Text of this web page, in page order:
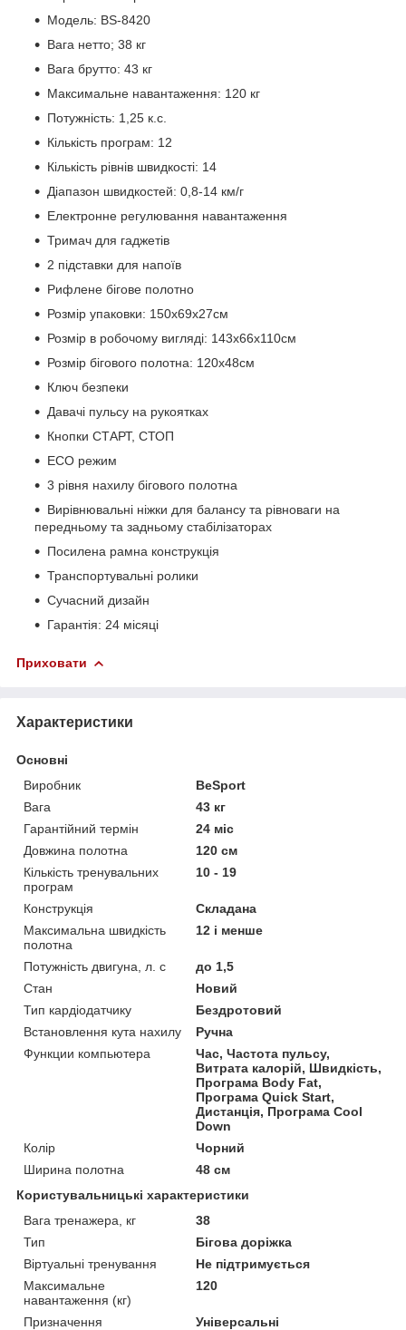
Модель: BS-8420
Вага нетто; 38 кг
Вага брутто: 43 кг
Максимальне навантаження: 120 кг
Потужність: 1,25 к.с.
Кількість програм: 12
Кількість рівнів швидкості: 14
Діапазон швидкостей: 0,8-14 км/г
Електронне регулювання навантаження
Тримач для гаджетів
2 підставки для напоїв
Рифлене бігове полотно
Розмір упаковки: 150х69х27см
Розмір в робочому вигляді: 143х66х110см
Розмір бігового полотна: 120х48см
Ключ безпеки
Давачі пульсу на рукоятках
Кнопки СТАРТ, СТОП
ECO режим
3 рівня нахилу бігового полотна
Вирівнювальні ніжки для балансу та рівноваги на
передньому та задньому стабілізаторах
Посилена рамна конструкція
Транспортувальні ролики
Сучасний дизайн
Гарантія: 24 місяці
Приховати
Характеристики
Основні
Виробник
BeSport
Вага
43 кг
Гарантійний термін
24 міс
Довжина полотна
120 см
Кількість тренувальних
програм
10 - 19
Конструкція
Складана
Максимальна швидкість
полотна
12 і менше
Потужність двигуна, л. с
до 1,5
Стан
Новий
Тип кардіодатчику
Бездротовий
Встановлення кута нахилу
Ручна
Функции компьютера
Час, Частота пульсу,
Витрата калорій, Швидкість,
Програма Body Fat,
Програма Quick Start,
Дистанція, Програма Cool
Down
Колір
Чорний
Ширина полотна
48 см
Користувальницькі характеристики
Вага тренажера, кг
38
Тип
Бігова доріжка
Віртуальні тренування
Не підтримується
Максимальне
навантаження (кг)
120
Призначення
Універсальні